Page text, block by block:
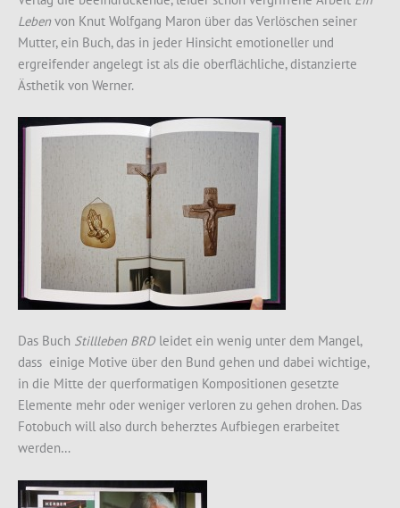
Lebenvon Knut Wolfgang Maron über das Verlöschen seiner
Mutter, ein Buch, das in jeder Hinsicht emotioneller und
ergreifender angelegt ist als die oberflächliche, distanzierte
Ästhetik von Werner.
Das Buch Stillleben BRD leidet ein wenig unter dem Mangel,
dass einige Motive über den Bund gehen und dabei wichtige,
in die Mitte der querformatigen Kompositionen gesetzte
Elemente mehr oder weniger verloren zu gehen drohen. Das
Fotobuch will also durch beherztes Aufbiegen erarbeitet
werden…